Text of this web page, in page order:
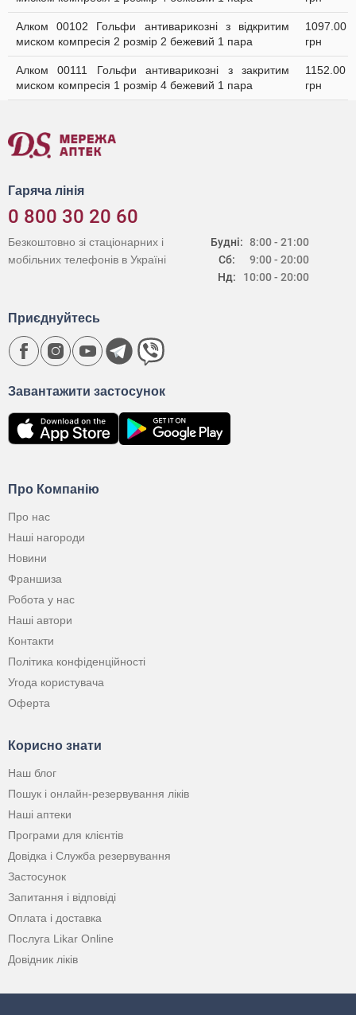
Алком 00102 Гольфи антиварикозні з відкритим
миском компресія 2 розмір 2 бежевий 1 пара
1097.00
грн
Алком 00111 Гольфи антиварикозні з закритим
миском компресія 1 розмір 4 бежевий 1 пара
1152.00
грн
Гаряча лінія
0 800 30 20 60
Будні:
Сб:
Нд:
8:00 - 21:00
9:00 - 20:00
10:00 - 20:00
Безкоштовно зі стаціонарних і
мобільних телефонів в Україні
Про Компанію
Про нас
Наші нагороди
Новини
Франшиза
Робота у нас
Наші автори
Контакти
Політика конфіденційності
Угода користувача
Оферта
Корисно знати
Наш блог
Пошук і онлайн-резервування ліків
Наші аптеки
Програми для клієнтів
Довідка і Служба резервування
Застосунок
Запитання і відповіді
Оплата і доставка
Послуга Likar Online
Довідник ліків
Завантажити застосунок
Приєднуйтесь